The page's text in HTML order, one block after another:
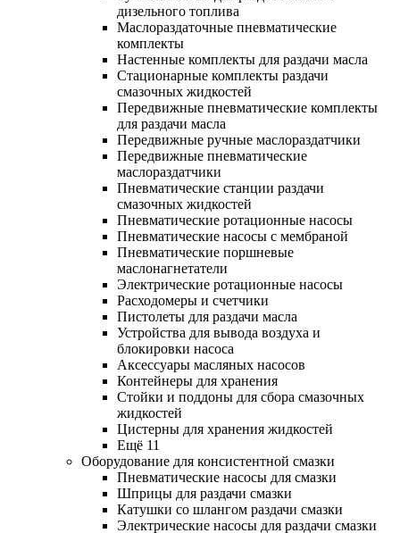
дизельного топлива
Маслораздаточные пневматические
комплекты
Настенные комплекты для раздачи масла
Стационарные комплекты раздачи
смазочных жидкостей
Передвижные пневматические комплекты
для раздачи масла
Передвижные ручные маслораздатчики
Передвижные пневматические
маслораздатчики
Пневматические станции раздачи
смазочных жидкостей
Пневматические ротационные насосы
Пневматические насосы с мембраной
Пневматические поршневые
маслонагнетатели
Электрические ротационные насосы
Расходомеры и счетчики
Пистолеты для раздачи масла
Устройства для вывода воздуха и
блокировки насоса
Аксессуары масляных насосов
Контейнеры для хранения
Стойки и поддоны для сбора смазочных
жидкостей
Цистерны для хранения жидкостей
Ещё 11
Оборудование для консистентной смазки
Пневматические насосы для смазки
Шприцы для раздачи смазки
Катушки со шлангом раздачи смазки
Электрические насосы для раздачи смазки